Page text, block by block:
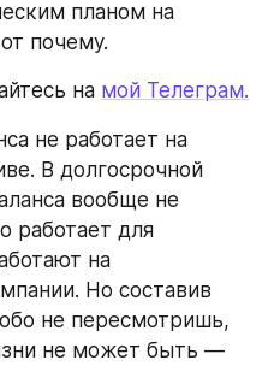
планом на
почему.
на мой Телеграм.
не работает на
В долгосрочной
вообще не
работает для
на
Но составив
не пересмотришь,
не может быть —